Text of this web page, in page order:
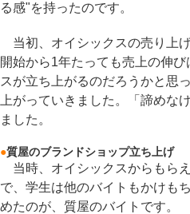
る感"を持ったのです。
当初、オイシックスの売り上
開始から1年たっても売上の伸
スが立ち上がるのだろうかと思
上がっていきました。「諦めな
ました。
●質屋のブランドショップ立ち上げ
当時、オイシックスからもら
で、学生は他のバイトもかけも
めたのが、質屋のバイトです。